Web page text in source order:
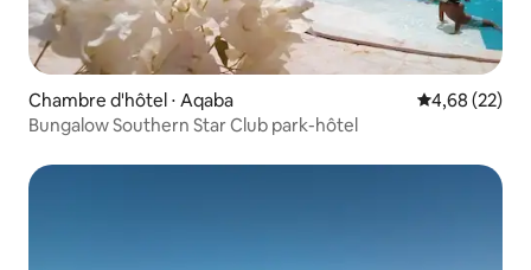
Chambre d'hôtel ⋅ Aqaba Évaluation
4,68 (22)
Bungalow Southern Star Club park-hôtel